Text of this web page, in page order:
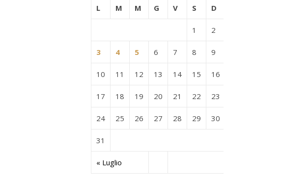
L M M G V S D
« Luglio
1 2
3 4 5 6 7 8 9
10 11 12 13 14 15 16
17 18 19 20 21 22 23
24 25 26 27 28 29 30
31